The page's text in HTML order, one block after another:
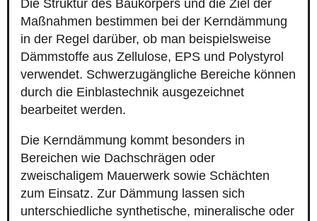
Die Struktur des Baukörpers und die Ziel der
Maßnahmen bestimmen bei der Kerndämmung
in der Regel darüber, ob man beispielsweise
Dämmstoffe aus Zellulose, EPS und Polystyrol
verwendet. Schwerzugängliche Bereiche können
durch die Einblastechnik ausgezeichnet
bearbeitet werden.
Die Kerndämmung kommt besonders in
Bereichen wie Dachschrägen oder
zweischaligem Mauerwerk sowie Schächten
zum Einsatz. Zur Dämmung lassen sich
unterschiedliche synthetische, mineralische oder